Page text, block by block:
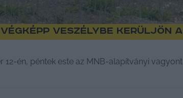
veszélybe kerüljön
én, péntek este az MNB-alapítványi